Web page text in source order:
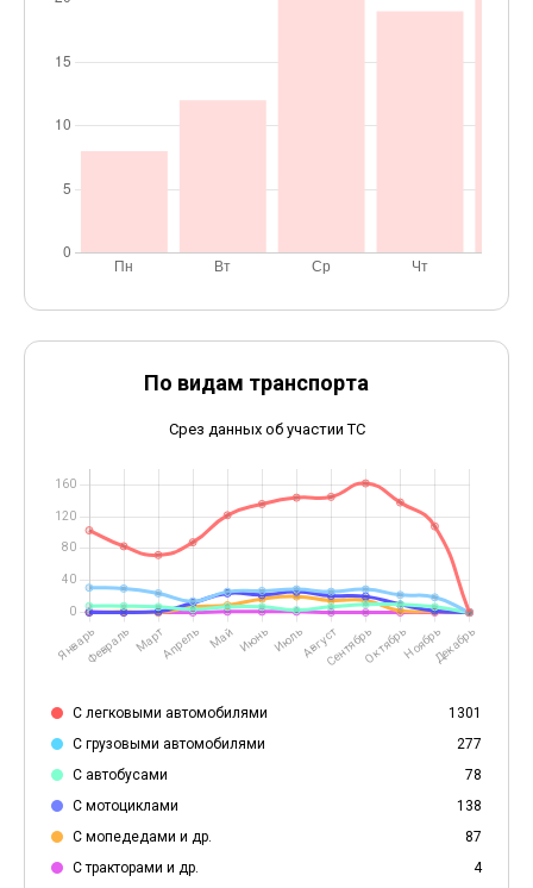
По видам транспорта
Срез данных об участии ТС
С легковыми автомобилями
1301
С грузовыми автомобилями
277
С автобусами
78
С мотоциклами
138
С мопедедами и др.
87
С тракторами и др.
4